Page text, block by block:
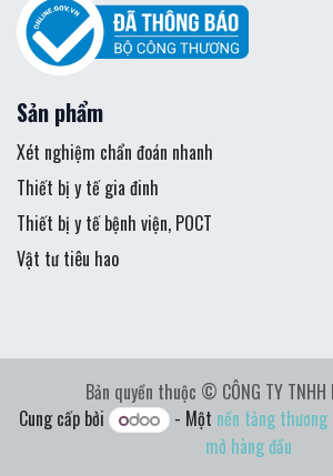
Sản phẩm
Xét nghiệm chẩn đoán nhanh
Thiết bị y tế gia đinh
Thiết bị y tế bệnh viện, POCT
Vật tư tiêu hao
Bản quyền thuộc © CÔNG TY TNHH
Cung cấp bởi
- Một nền tảng
mở hàng đầu